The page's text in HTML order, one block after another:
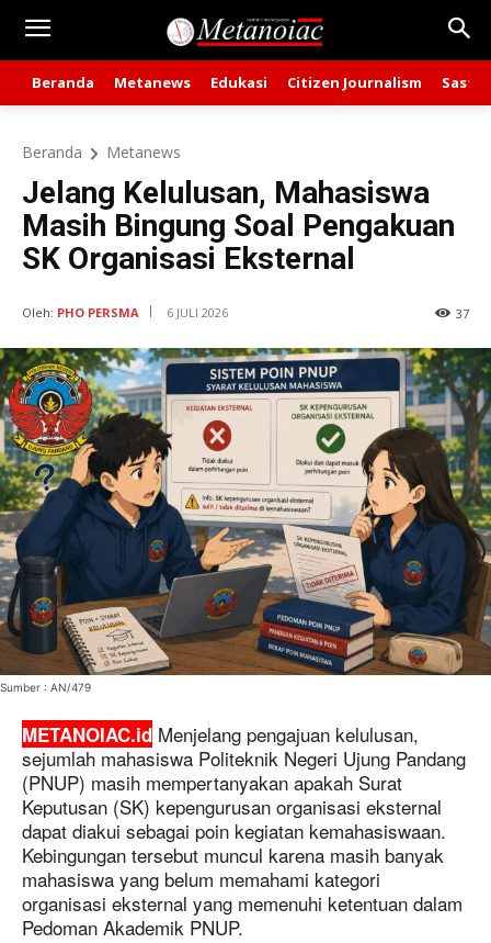
Beranda Metanews Edukasi Citizen Journalism Sastra
Beranda Metanews
Jelang Kelulusan, Mahasiswa
Masih Bingung Soal Pengakuan
SK Organisasi Eksternal
37
Oleh: PHO PERSMA 6 JULI 2026
Sumber : AN/479
METANOIAC.id Menjelang pengajuan kelulusan,
sejumlah mahasiswa Politeknik Negeri Ujung Pandang
(PNUP) masih mempertanyakan apakah Surat
Keputusan (SK) kepengurusan organisasi eksternal
dapat diakui sebagai poin kegiatan kemahasiswaan.
Kebingungan tersebut muncul karena masih banyak
mahasiswa yang belum memahami kategori
organisasi eksternal yang memenuhi ketentuan dalam
Pedoman Akademik PNUP.